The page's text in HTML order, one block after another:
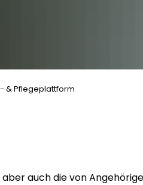
& Pflegeplattform
auch die von